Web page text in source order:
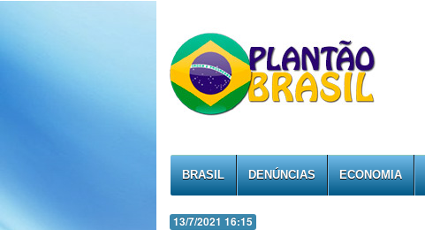
BRASIL DENÚNCIAS ECONOMIA
13/7/2021 16:15